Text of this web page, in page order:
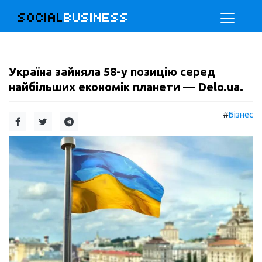
SOCIALBUSINESS
Україна зайняла 58-у позицію серед
найбільших економік планети — Delo.ua.
#Бізнес